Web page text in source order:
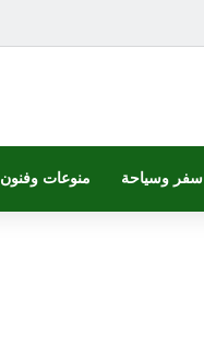
سفر وسياحة منوعات وفنون